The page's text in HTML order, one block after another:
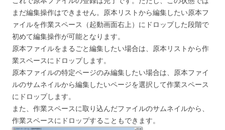
まだ編集操作はできません。原本リストから編集したい原本フ
ァイルを作業スペース（起動画面右上）にドロップした段階で
初めて編集操作が可能となります。
原本ファイルをまるごと編集したい場合は、原本リストから作
業スペースにドロップします。
原本ファイルの特定ページのみ編集したい場合は、原本ファイ
ルのサムネイルから編集したいページを選択して作業スペース
にドロップします。
また、作業スペースに取り込んだファイルのサムネイルから、
作業スペースにドロップすることもできます。